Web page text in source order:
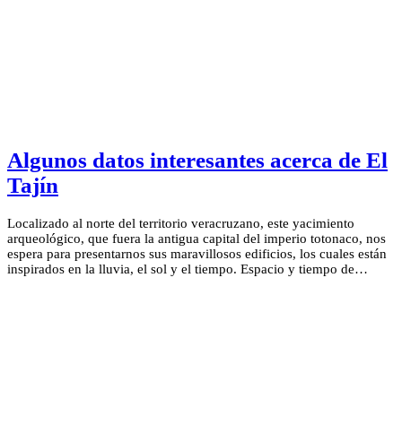
Algunos datos interesantes acerca de El
Tajín
Localizado al norte del territorio veracruzano, este yacimiento
arqueológico, que fuera la antigua capital del imperio totonaco, nos
espera para presentarnos sus maravillosos edificios, los cuales están
inspirados en la lluvia, el sol y el tiempo. Espacio y tiempo de…